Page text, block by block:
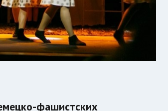
фашистских